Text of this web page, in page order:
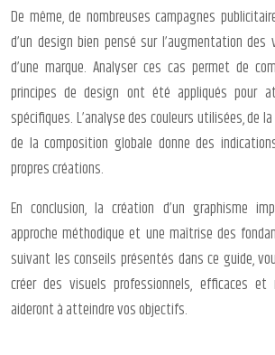
De même, de nombreuses campagnes
d’un design bien pensé sur l’augmentation
d’une marque. Analyser ces cas permet de
principes de design ont été appliqués pour
spécifiques. L’analyse des couleurs utilisées, de
de la composition globale donne des
propres créations.
En conclusion, la création d’un graphisme
approche méthodique et une maîtrise des
suivant les conseils présentés dans ce guide,
créer des visuels professionnels, efficaces et
aideront à atteindre vos objectifs.